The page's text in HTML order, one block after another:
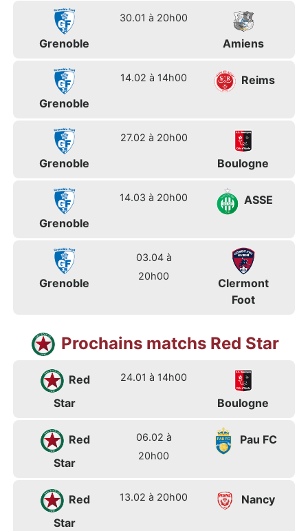
Grenoble
30.01 à 20h00
Amiens
Grenoble
14.02 à 14h00 Reims
Grenoble
27.02 à 20h00
Boulogne
Grenoble
14.03 à 20h00 ASSE
Grenoble
03.04 à
20h00
Clermont
Foot
Prochains matchs Red Star
Red
Star
24.01 à 14h00
Boulogne
Red
Star
06.02 à
20h00
Pau FC
Red
Star
13.02 à 20h00 Nancy